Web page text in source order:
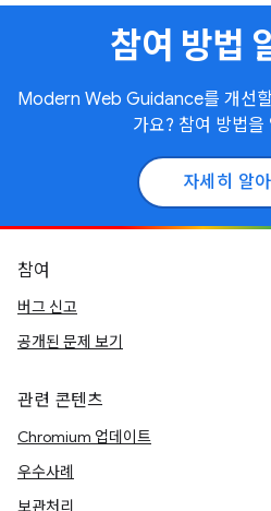
참여 방법
Modern Web Guidance를 개선
가요? 참여 방법을
자세히 알아
참여
버그 신고
공개된 문제 보기
관련 콘텐츠
Chromium 업데이트
우수사례
보관처리